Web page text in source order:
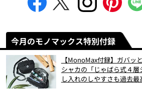
今月のモノマックス特別付録
【MonoMax付録】ガバッ
シャカの「じゃばら式４
し入れのしやすさも過去最